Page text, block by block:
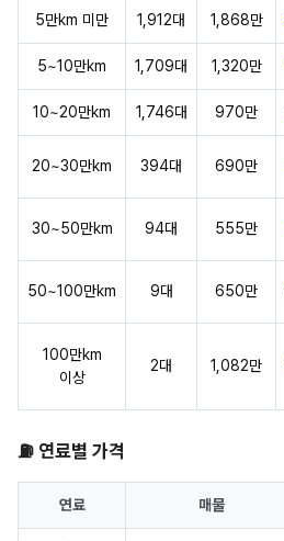
5만km 미만 1,912대 1,868만
5~10만km 1,709대 1,320만
10~20만km 1,746대 970만
20~30만km 394대 690만
30~50만km 94대 555만
50~100만km 9대 650만
100만km
이상
2대 1,082만
⛽ 연료별 가격
연료 매물